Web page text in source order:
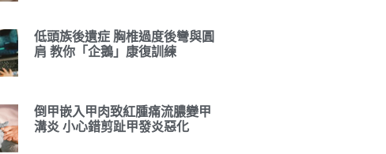
低頭族後遺症 胸椎過度後彎與圓
肩 教你「企鵝」康復訓練
倒甲嵌入甲肉致紅腫痛流膿變甲
溝炎 小心錯剪趾甲發炎惡化